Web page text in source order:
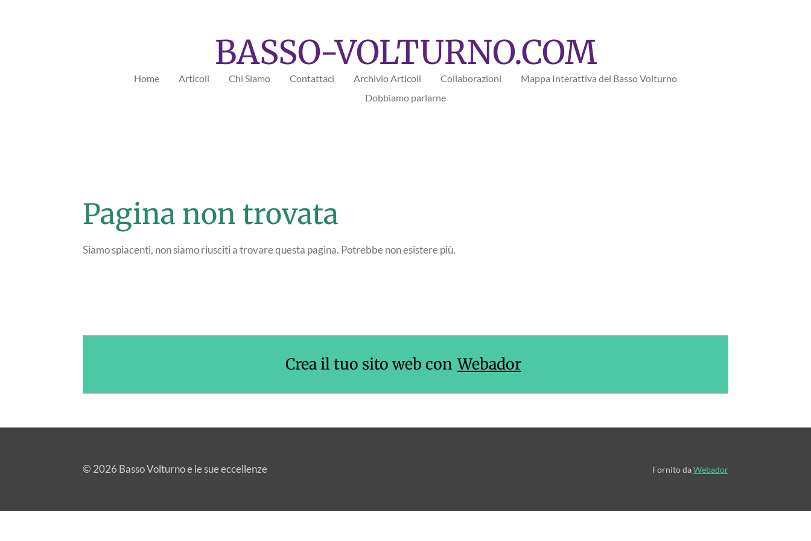
BASSO-VOLTURNO.COM
Home Articoli Chi Siamo Contattaci Archivio Articoli Collaborazioni
Mappa Interattiva del Basso Volturno
Dobbiamo parlarne
Pagina non trovata
Siamo spiacenti, non siamo riusciti a trovare questa pagina. Potrebbe non esistere più.
Crea il tuo sito web con Webador
© 2026 Basso Volturno e le sue eccellenze Fornito daWebador